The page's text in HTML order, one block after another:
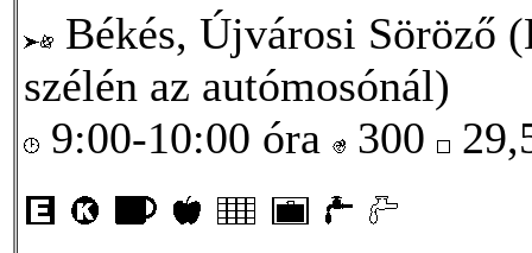
Békés, Újvárosi Söröző
szélén az autómosónál)
9:00-10:00 óra
300